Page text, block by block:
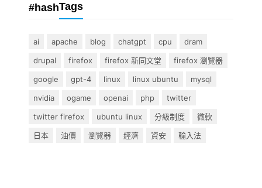
#hashTags
ai apache blog chatgpt cpu
dram
drupal
firefox firefox 新同文堂
firefox 瀏覽器
google
gpt-4 linux linux ubuntu
mysql
nvidia
ogame openai php
twitter
twitter firefox
ubuntu linux 分級制度
微軟
日本
油價 瀏覽器 經濟 資安 輸入法